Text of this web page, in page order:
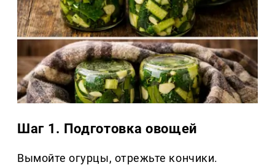
Шаг 1. Подготовка овощей
Вымойте огурцы, отрежьте кончики.